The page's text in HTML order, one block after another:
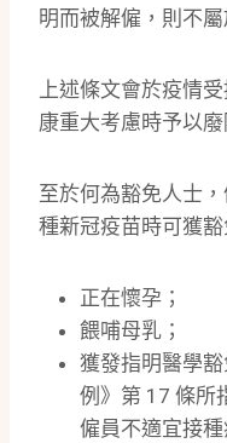
明而被解僱，則不屬
上述條文會於疫情
康重大考慮時予以廢
至於何為豁免人士
種新冠疫苗時可獲豁
正在懷孕；
餵哺母乳；
獲發指明醫學
例》第 17 條所
僱員不適宜接